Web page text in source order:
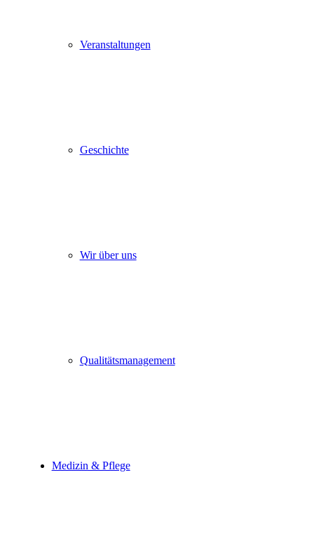
Veranstaltungen
Geschichte
Wir über uns
Qualitätsmanagement
Medizin & Pflege